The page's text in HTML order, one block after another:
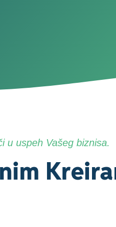
u uspeh Vašeg biznisa.